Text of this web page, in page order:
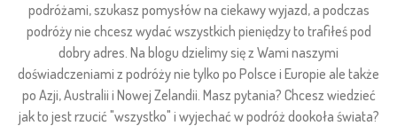
podróżami, szukasz pomysłów na ciekawy wyjazd, a podczas
podróży nie chcesz wydać wszystkich pieniędzy to trafiłeś pod
dobry adres. Na blogu dzielimy się z Wami naszymi
doświadczeniami z podróży nie tylko po Polsce i Europie ale także
po Azji, Australii i Nowej Zelandii. Masz pytania? Chcesz wiedzieć
jak to jest rzucić "wszystko" i wyjechać w podróż dookoła świata?